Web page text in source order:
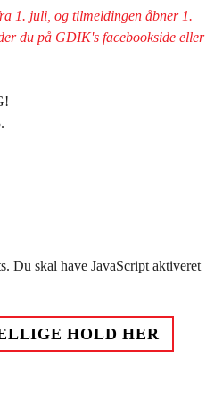
1. juli, og tilmeldingen åbner 1.
du på GDIK's facebookside eller
Du skal have JavaScript aktiveret
HOLD HER